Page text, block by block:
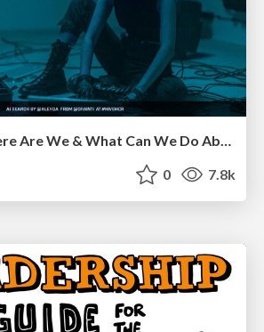
AI Search: Where Are We & What Can We Do About It?
0 7.8k